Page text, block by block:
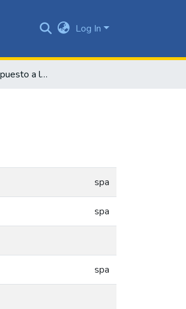
Log In
Sustitutos del impuesto a las ventas
spa
spa
spa